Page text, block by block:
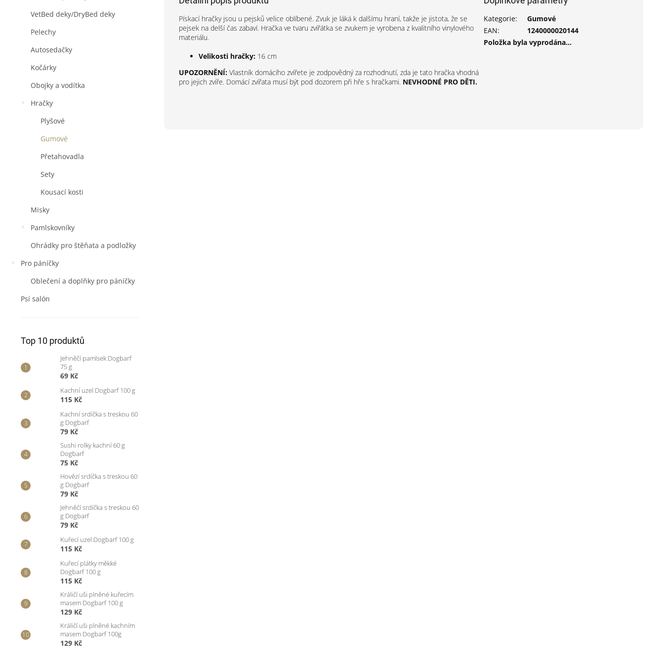
VetBed deky/DryBed deky
Pelechy
Autosedačky
Kočárky
Obojky a vodítka
Hračky
Plyšové
Gumové
Přetahovadla
Sety
Kousací kosti
Misky
Pamlskovníky
Ohrádky pro štěňata a podložky
Pro páníčky
Oblečení a doplňky pro páníčky
Psí salón
Top 10 produktů
Jehněčí pamlsek Dogbarf
75 g
69 Kč
Kachní uzel Dogbarf 100 g
115 Kč
Kachní srdíčka s treskou 60
g Dogbarf
79 Kč
Sushi rolky kachní 60 g
Dogbarf
75 Kč
Hovězí srdíčka s treskou 60
g Dogbarf
79 Kč
Jehněčí srdíčka s treskou 60
g Dogbarf
79 Kč
Kuřecí uzel Dogbarf 100 g
115 Kč
Kuřecí plátky měkké
Dogbarf 100 g
115 Kč
Králičí uši plněné kuřecím
masem Dogbarf 100 g
129 Kč
Králičí uši plněné kachním
masem Dogbarf 100g
129 Kč
Pískací hračky jsou u pejsků velice oblíbené. Zvuk je láká k dalšímu hraní, takže je jistota, že se
pejsek na delší čas zabaví. Hračka ve tvaru zvířátka se zvukem je vyrobena z kvalitního vinylového
materiálu.
Velikosti hračky: 16 cm
UPOZORNĚNÍ: Vlastník domácího zvířete je zodpovědný za rozhodnutí, zda je tato hračka vhodná
pro jejich zvíře. Domácí zvířata musí být pod dozorem při hře s hračkami. NEVHODNÉ PRO DĚTI.
Kategorie:
Gumové
EAN:
1240000020144
Položka byla vyprodána…